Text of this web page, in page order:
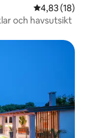
4,83 av 5 i
4,83 (18)
och havsutsikt